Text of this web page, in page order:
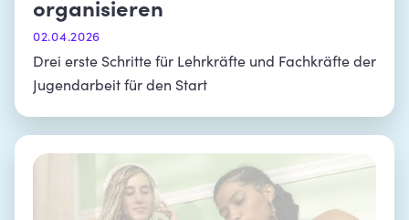
organisieren
02.04.2026
Drei erste Schritte für Lehrkräfte und Fachkräfte der
Jugendarbeit für den Start